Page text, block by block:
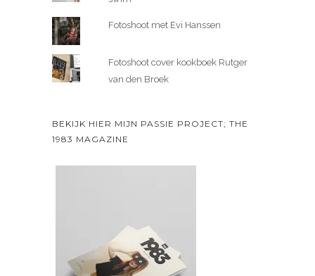
Fotoshoot met Evi Hanssen
Fotoshoot cover kookboek Rutger
van den Broek
BEKIJK HIER MIJN PASSIE PROJECT; THE
1983 MAGAZINE